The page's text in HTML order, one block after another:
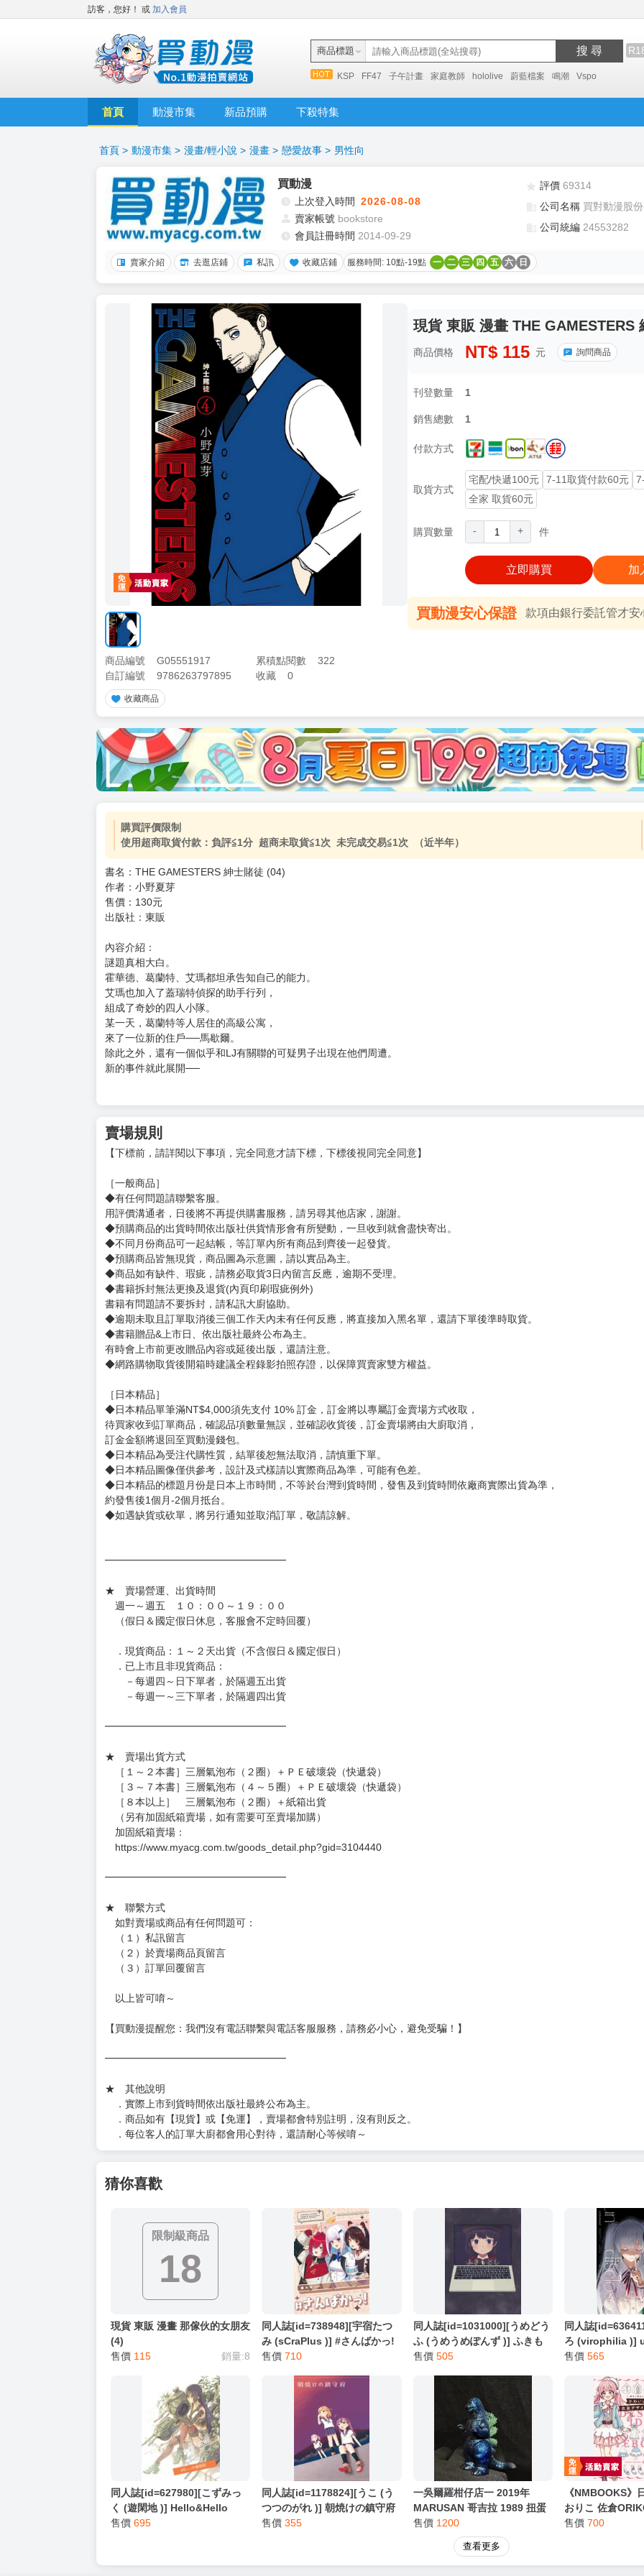
訪客，您好！ 或 加入會員
商品標題 搜 尋
KSP FF47 子午計畫 家庭教師 hololive 蔚藍檔案 鳴潮 Vspo
首頁 動漫市集 新品預購 下殺特集
首頁 > 動漫市集 > 漫畫/輕小說 > 漫畫 > 戀愛故事 > 男性向
買動漫
上次登入時間 2026-08-08
賣家帳號 bookstore
會員註冊時間 2014-09-29
評價 69314
公司名稱 買對動漫股
公司統編 24553282
賣家介紹 去逛店鋪 私訊 收藏店鋪 服務時間: 10點-19點 一 二 三 四 五 六 日
商品編號 G05551917 累積點閱數
322
自訂編號
9786263797895 收藏 0
收藏商品
現貨 東販 漫畫 THE GAMESTERS
商品價格 NT$ 115 元 詢問商品
刊登數量 1
銷售總數 1
付款方式
取貨方式
宅配/快遞100元 7-11取貨付款60元
全家 取貨60元
購買數量 - + 件
立即購買 加
買動漫安心保證 款項由銀行委託管才安
加價購 ( 共
(加購品) 買動漫★《$15元-加固紙箱包裝》
購買評價限制
使用超商取貨付款：負評≦1分 超商未取貨≦1次 未完成交易≦1次 （近半年）
書名：THE GAMESTERS 紳士賭徒 (04)
作者：小野夏芽
售價：130元
出版社：東販
謎題真相大白。
霍華德、葛蘭特、艾瑪都坦承告知自己的能力。
艾瑪也加入了蓋瑞特偵探的助手行列，
組成了奇妙的四人小隊。
來了一位新的住戶──馬歇爾。
除此之外，還有一個似乎和LJ有關聯的可疑男子出現在他們周遭。
新的事件就此展開──
賣場規則
【下標前，請詳閱以下事項，完全同意才請下標，下標後視同完全同意】
［一般商品］
◆有任何問題請聯繫客服。
用評價溝通者，日後將不再提供購書服務，請另尋其他店家，謝謝。
◆不同月份商品可一起結帳，等訂單內所有商品到齊後一起發貨。
◆預購商品皆無現貨，商品圖為示意圖，請以實品為主。
◆商品如有缺件、瑕疵，請務必取貨3日內留言反應，逾期不受理。
◆書籍拆封無法更換及退貨(內頁印刷瑕疵例外)
書籍有問題請不要拆封，請私訊大廚協助。
◆逾期未取且訂單取消後三個工作天內未有任何反應，將直接加入黑名單，還請下單後準時取貨。
◆書籍贈品&上市日、依出版社最終公布為主。
有時會上市前更改贈品內容或延後出版，還請注意。
◆網路購物取貨後開箱時建議全程錄影拍照存證，以保障買賣家雙方權益。
訂金金額將退回至買動漫錢包。
◆日本精品為受注代購性質，結單後恕無法取消，請慎重下單。
◆日本精品圖像僅供參考，設計及式樣請以實際商品為準，可能有色差。
約發售後1個月-2個月抵台。
◆如遇缺貨或砍單，將另行通知並取消訂單，敬請諒解。
週一～週五 １０：００～１９：００
（假日＆國定假日休息，客服會不定時回覆）
．現貨商品：１～２天出貨（不含假日＆國定假日）
．已上市且非現貨商品：
－每週四～日下單者，於隔週五出貨
－每週一～三下單者，於隔週四出貨
★ 賣場出貨方式
［１～２本書］三層氣泡布（２圈）＋ＰＥ破壞袋（快遞袋）
［３～７本書］三層氣泡布（４～５圈）＋ＰＥ破壞袋（快遞袋）
［８本以上］ 三層氣泡布（２圈）＋紙箱出貨
（另有加固紙箱賣場，如有需要可至賣場加購）
https://www.myacg.com.tw/goods_detail.php?gid=3104440
━━━━━━━━━━━━━━━━━━
（１）私訊留言
（２）於賣場商品頁留言
（３）訂單回覆留言
【買動漫提醒您：我們沒有電話聯繫與電話客服服務，請務必小心，避免受騙！】
★ 其他說明
．實際上市到貨時間依出版社最終公布為主。
．商品如有【現貨】或【免運】，賣場都會特別註明，沒有則反之。
．每位客人的訂單大廚都會用心對待，還請耐心等候唷～
猜你喜歡
限制級商品
18
現貨 東販 漫畫 那傢伙的女朋友
(4)
售價 115
同人誌[id=738948][宇宿たつ
み (sCraPlus )] #さんばかっ!
(彩虹社)
售價 710
同人誌[id=1031000][うめどう
ふ (うめうめぽんず )] ふきも
どし (虛擬YouTuber)
售價 505
同人誌
ろ (virophilia )]
(偶像大師)
售價 565